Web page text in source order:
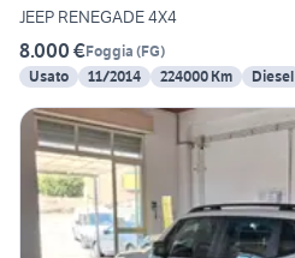
JEEP RENEGADE 4X4
8.000 €Foggia (FG)
Usato
11/2014 224000 Km Diesel